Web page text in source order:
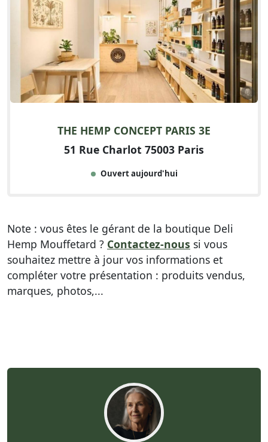
THE HEMP CONCEPT PARIS 3E
51 Rue Charlot 75003 Paris
Ouvert aujourd'hui
Note : vous êtes le gérant de la boutique Deli
Hemp Mouffetard ? Contactez-nous si vous
souhaitez mettre à jour vos informations et
compléter votre présentation : produits vendus,
marques, photos,...